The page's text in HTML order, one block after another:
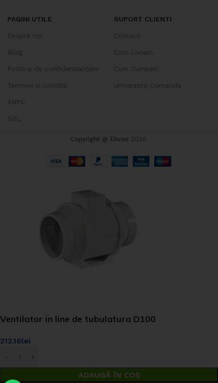
PAGINI UTILE
Despre noi
Blog
Politica de confidentialitate
Termeni si Conditii
ANPC
SOL
SUPORT CLIENTI
Contact
Cum Livram
Cum Cumperi
Urmareste Comanda
Copyright @ Ehvac 2026.
Ventilator in line de tubulatura D100
212.16lei
ADAUGĂ ÎN COȘ